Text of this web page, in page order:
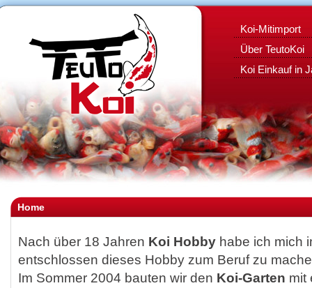
Koi-Mitimport
Über TeutoKoi
Koi Einkauf in
Home
Nach über 18 Jahren Koi Hobby habe ich mich
entschlossen dieses Hobby zum Beruf zu
Im Sommer 2004 bauten wir den Koi-Garten mit